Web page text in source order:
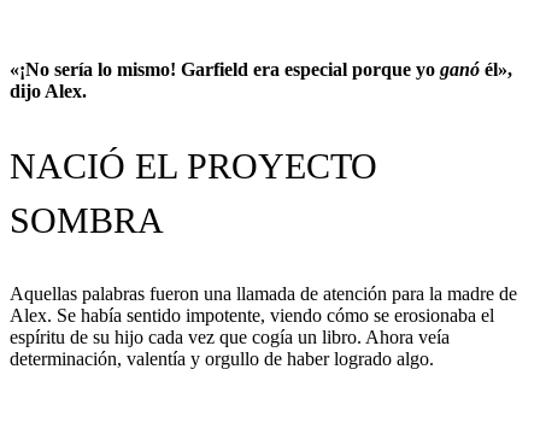
«¡No sería lo mismo! Garfield era especial porque yo ganó él»,
dijo Alex.
NACIÓ EL PROYECTO
SOMBRA
Aquellas palabras fueron una llamada de atención para la madre de
Alex. Se había sentido impotente, viendo cómo se erosionaba el
espíritu de su hijo cada vez que cogía un libro. Ahora veía
determinación, valentía y orgullo de haber logrado algo.